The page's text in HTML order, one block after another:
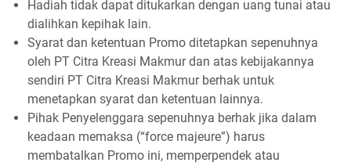
Hadiah tidak dapat ditukarkan dengan uang tunai atau
dialihkan kepihak lain.
Syarat dan ketentuan Promo ditetapkan sepenuhnya
oleh PT Citra Kreasi Makmur dan atas kebijakannya
sendiri PT Citra Kreasi Makmur berhak untuk
menetapkan syarat dan ketentuan lainnya.
Pihak Penyelenggara sepenuhnya berhak jika dalam
keadaan memaksa (“force majeure”) harus
membatalkan Promo ini, memperpendek atau